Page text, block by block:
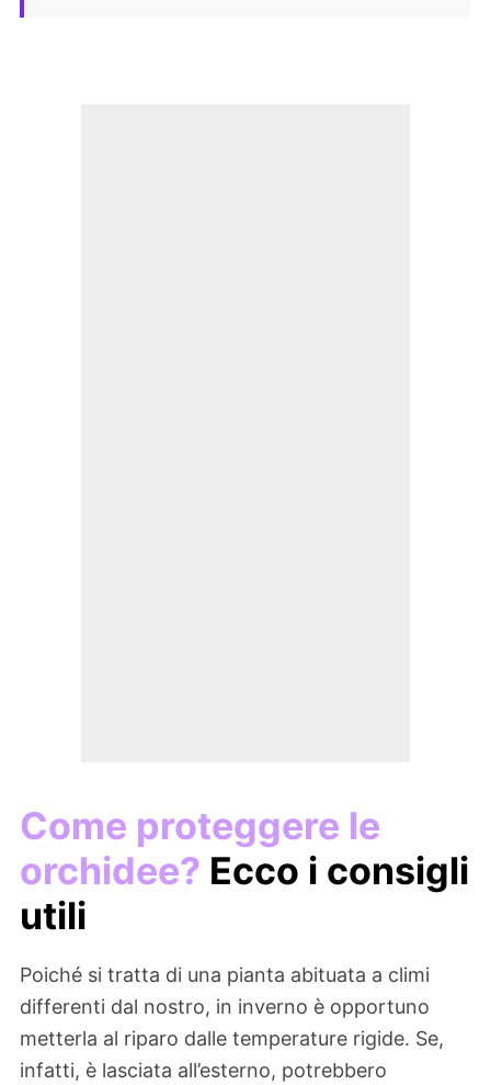
Come proteggere le
orchidee? Ecco i consigli
utili
Poiché si tratta di una pianta abituata a climi
differenti dal nostro, in inverno è opportuno
metterla al riparo dalle temperature rigide. Se,
infatti, è lasciata all’esterno, potrebbero